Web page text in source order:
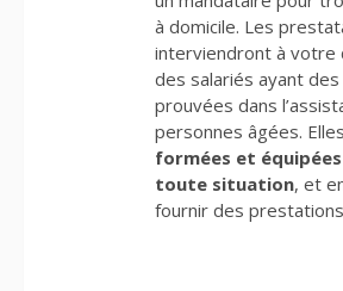
à domicile. Les
interviendront à votre
des salariés ayant
prouvées dans
personnes âgées.
formées et
toute situation, et
fournir des